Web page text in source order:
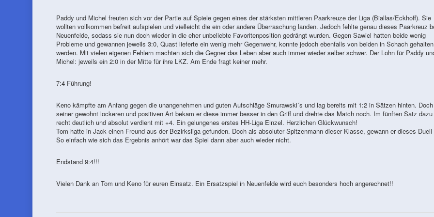
Paddy und Michel freuten sich vor der Partie auf Spiele gegen eines der stärksten mittleren Paarkreuze der Liga (Biallas/Eckhoff). Sie
wollten vollkommen befreit aufspielen und vielleicht die ein oder andere Überraschung landen. Jedoch fehlte genau dieses Paarkreuz
Neuenfelde, sodass sie nun doch wieder in die eher unbeliebte Favoritenposition gedrängt wurden. Gegen Sawiel hatten beide wenig
Probleme und gewannen jeweils 3:0, Quast lieferte ein wenig mehr Gegenwehr, konnte jedoch ebenfalls von beiden in Schach gehalten
werden. Mit vielen eigenen Fehlern machten sich die Gegner das Leben aber auch immer wieder selber schwer. Der Lohn für Paddy
Michel: jeweils ein 2:0 in der Mitte für ihre LKZ. Am Ende fragt keiner mehr.
7:4 Führung!
Keno kämpfte am Anfang gegen die unangenehmen und guten Aufschläge Smurawski´s und lag bereits mit 1:2 in Sätzen hinten.
seiner gewohnt lockeren und positiven Art bekam er diese immer besser in den Griff und drehte das Match noch. Im fünften Satz
recht deutlich und absolut verdient mit +4. Ein gelungenes erstes HH-Liga Einzel. Herzlichen Glückwunsch!
Tom hatte in Jack einen Freund aus der Bezirksliga gefunden. Doch als absoluter Spitzenmann dieser Klasse, gewann er dieses Duell
So einfach wie sich das Ergebnis anhört war das Spiel dann aber auch wieder nicht.
Endstand 9:4!!!
Vielen Dank an Tom und Keno für euren Einsatz. Ein Ersatzspiel in Neuenfelde wird euch besonders hoch angerechnet!!